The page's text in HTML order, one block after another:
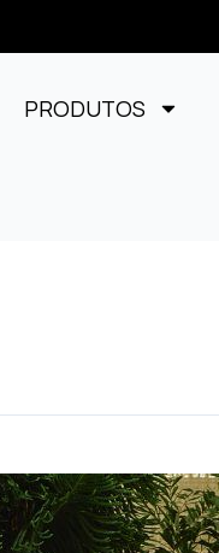
PRODUTOS